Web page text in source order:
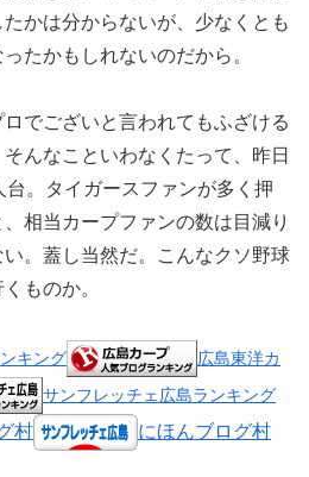
かは分からないが、少なくとも
たかもしれないのだから。
でございと言われてもふざける
んなこといわなくたって、昨日
台。タイガースファンが多く押
相当カープファンの数は目減り
。蓋し当然だ。こんなクソ野球
ものか。
キング
広島東洋カ
サンフレッチェ広島ランキング
村 にほんブログ村